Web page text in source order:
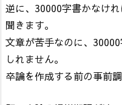
逆に、30000字書かなけ
聞きます。
文章が苦手なのに、
しれません。
卒論を作成する前の事前